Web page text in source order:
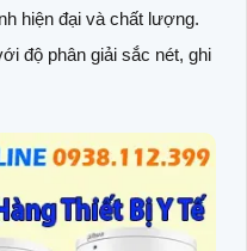
hiện đại và chất lượng.
độ phân giải sắc nét, ghi